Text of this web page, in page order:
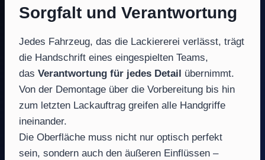
Sorgfalt und Verantwortung
Jedes Fahrzeug, das die Lackiererei verlässt, trägt
die Handschrift eines eingespielten Teams,
das Verantwortung für jedes Detail übernimmt.
Von der Demontage über die Vorbereitung bis hin
zum letzten Lackauftrag greifen alle Handgriffe
ineinander.
Die Oberfläche muss nicht nur optisch perfekt
sein, sondern auch den äußeren Einflüssen –